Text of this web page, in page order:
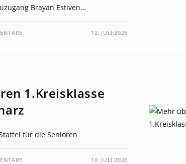
Brayan Estiven…
12. JULI 2026
1.Kreisklasse
für die Senioren
10. JULI 2026